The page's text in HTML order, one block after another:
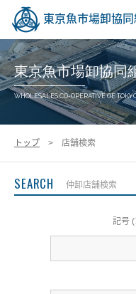
東京魚市場卸協
東京魚市場卸協同
WHOLESALES CO-OPERATIVE OF
トップ > 店舗検索
SEARCH 仲卸店舗検索
記号